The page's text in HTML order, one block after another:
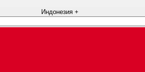
Индонезия +